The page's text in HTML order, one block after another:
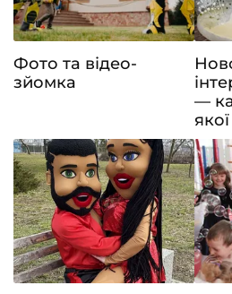
Фото та відео-
зйомка
—